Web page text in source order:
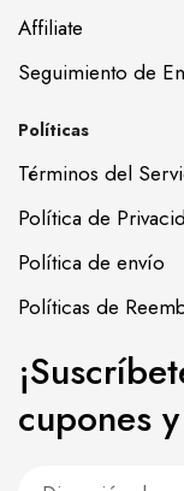
Affiliate
Seguimiento de
Políticas
Términos del
Política de
Política de envío
Políticas de
cupones